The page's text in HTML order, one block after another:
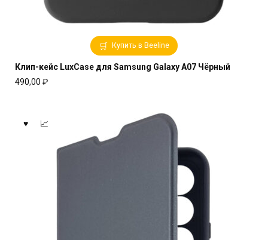
Купить в Beeline
Клип-кейс LuxCase для Samsung Galaxy A07 Чёрный
490,00 ₽